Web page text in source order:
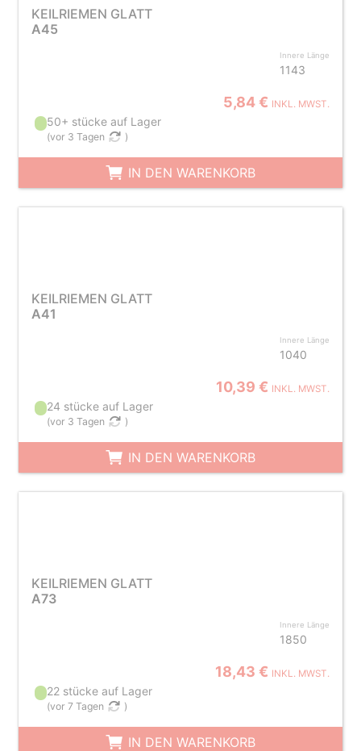
KEILRIEMEN GLATT
A45
Innere Länge
1143
5,84 € INKL. MWST.
50+ stücke auf Lager
(vor 3 Tagen )
IN DEN WARENKORB
KEILRIEMEN GLATT
A41
Innere Länge
1040
10,39 € INKL. MWST.
24 stücke auf Lager
(vor 3 Tagen )
IN DEN WARENKORB
KEILRIEMEN GLATT
A73
Innere Länge
1850
18,43 € INKL. MWST.
22 stücke auf Lager
(vor 7 Tagen )
IN DEN WARENKORB